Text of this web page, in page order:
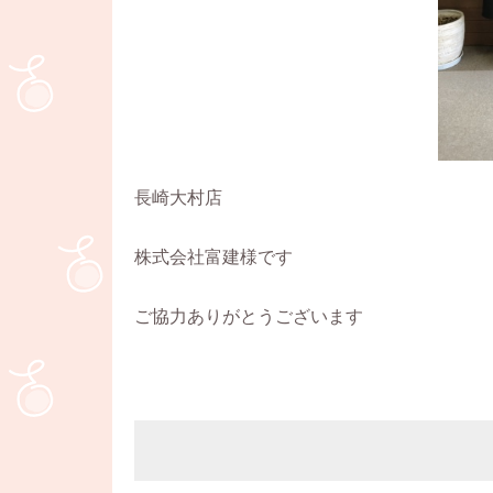
長崎大村店
株式会社富建様です
ご協力ありがとうございます